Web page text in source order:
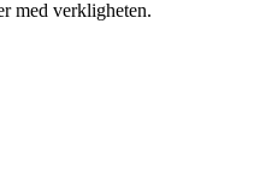
med verkligheten.